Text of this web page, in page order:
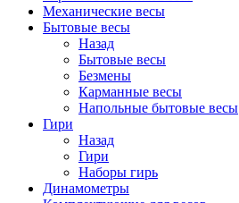
Механические весы
Бытовые весы
Назад
Бытовые весы
Безмены
Карманные весы
Напольные бытовые весы
Гири
Назад
Гири
Наборы гирь
Динамометры